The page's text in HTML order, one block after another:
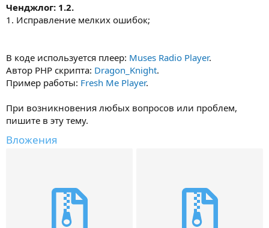
Ченджлог: 1.2.
1. Исправление мелких ошибок;
В коде используется плеер: Muses Radio Player.
Автор PHP скрипта: Dragon_Knight.
Пример работы: Fresh Me Player.
При возникновения любых вопросов или проблем,
пишите в эту тему.
Вложения